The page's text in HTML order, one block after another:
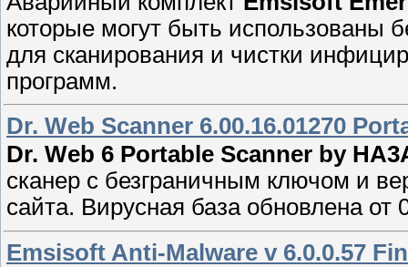
которые мoгyт быть использованы
для cкaнировaния и чистки
программ.
Dr. Web Scanner 6.00.16.01270
Dr. Web 6 Portable Scanner by
сканер с безграничным ключом и
сайта. Виpуcнaя базa обновлена от
Emsisoft Anti-Malware v 6.0.0.57